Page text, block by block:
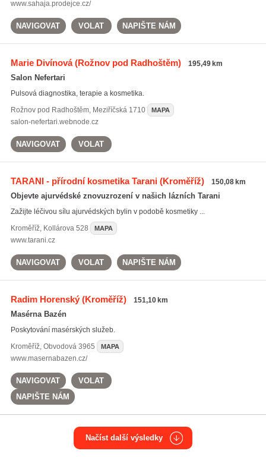
www.sahaja.prodejce.cz/
NAVIGOVAT VOLAT NAPIŠTE NÁM
Marie Divínová(Rožnov pod Radhoštěm) 195,49 km
Salon Nefertari
Pulsová diagnostika, terapie a kosmetika.
Rožnov pod Radhoštěm, Meziříčská 1710 MAPA
salon-nefertari.webnode.cz
NAVIGOVAT VOLAT
TARANI - přírodní kosmetika Tarani(Kroměříž) 150,08 km
Objevte ajurvédské znovuzrození v našich lázních Tarani
Zažijte léčivou sílu ajurvédských bylin v podobě kosmetiky ...
Kroměříž, Kollárova 528 MAPA
www.tarani.cz
NAVIGOVAT VOLAT NAPIŠTE NÁM
Radim Horenský(Kroměříž) 151,10 km
Masérna Bazén
Poskytování masérských služeb.
Kroměříž, Obvodová 3965 MAPA
www.masernabazen.cz/
NAVIGOVAT
VOLAT
NAPIŠTE NÁM
Načíst další výsledky